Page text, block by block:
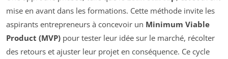
mise en avant dans les formations. Cette méthode invite les
aspirants entrepreneurs à concevoir un Minimum Viable
Product (MVP) pour tester leur idée sur le marché, récolter
des retours et ajuster leur projet en conséquence. Ce cycle